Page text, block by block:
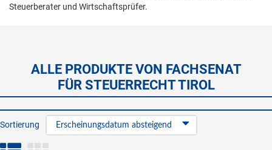
Steuerberater und Wirtschaftsprüfer.
ALLE PRODUKTE VON FACHSENAT
FÜR STEUERRECHT TIROL
Sortierung Erscheinungsdatum absteigend